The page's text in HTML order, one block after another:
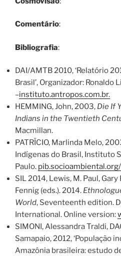
Comentário:
Bibliografia:
DAI/AMTB 2010, ‘Relatório
Brasil’, Organizador:
–instituto.antropos.com.br.
HEMMING, John, 2003, Die If
Indians in the Twentieth
Macmillan.
PATRÏCIO, Marlinda Melo,
Indígenas do Brasil, Instituto
Paulo.
SIL 2014, Lewis, M. Paul, Gary
Fennig (eds.). 2014.
World, Seventeenth edition.
International. Online version:
SIMONI, Alessandra Traldi,
Samapaio, 2012, ‘População
Amazônia brasileira: estudo